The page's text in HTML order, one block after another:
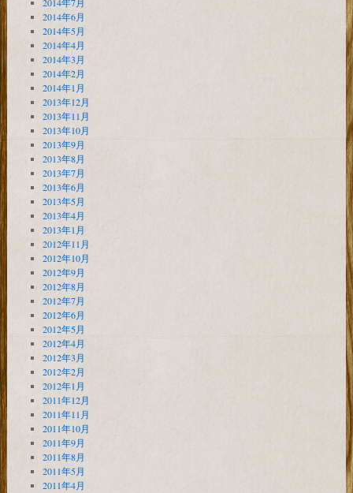
2014年7月
2014年6月
2014年5月
2014年4月
2014年3月
2014年2月
2014年1月
2013年12月
2013年11月
2013年10月
2013年9月
2013年8月
2013年7月
2013年6月
2013年5月
2013年4月
2013年1月
2012年11月
2012年10月
2012年9月
2012年8月
2012年7月
2012年6月
2012年5月
2012年4月
2012年3月
2012年2月
2012年1月
2011年12月
2011年11月
2011年10月
2011年9月
2011年8月
2011年5月
2011年4月